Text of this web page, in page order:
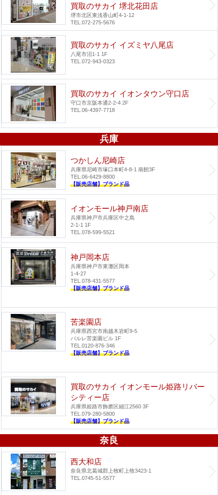
買取のサカイ 堺北花田店
堺市北区東浅香山町4-1-12
TEL.072-275-5676
買取のサカイ イズミヤ八尾店
八尾市沼1-1 1F
TEL.072-943-0323
買取のサカイ イオンタウン守口店
守口市京阪本通2-2-4 2F
TEL.06-4397-7718
兵庫
つかしん尼崎店
兵庫県尼崎市塚口本町4-8-1 南館3F
TEL.06-6429-8800
【販売店舗】ブランド品
イオンモール神戸南店
兵庫県神戸市兵庫区中之島
2-1-1 1F
TEL.078-599-5521
神戸岡本店
兵庫県神戸市東灘区岡本
1-4-27
TEL.078-431-5577
【販売店舗】ブランド品
苦楽園店
兵庫県西宮市南越木岩町9-5
パルレ苦楽園ビル 1F
TEL.0120-876-346
【販売店舗】ブランド品
買取のサカイ イオンモール姫路リバー
シティー店
兵庫県姫路市飾磨区細江2560 3F
TEL.079-280-5800
【販売店舗】ブランド品
奈良
西大和店
奈良県北葛城郡上牧町上牧3423-1
TEL.0745-51-5577